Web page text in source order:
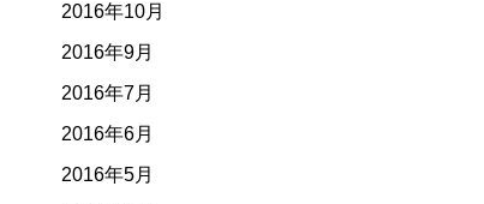
2016年10月
2016年9月
2016年7月
2016年6月
2016年5月